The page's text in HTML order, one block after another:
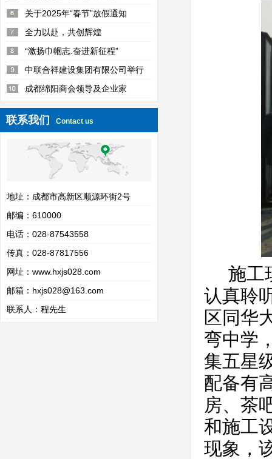
关于2025年“春节”放假通知
全力以赴，共创辉煌
“激扬巾帼志.奋进新征程”
中联合祥建设集团有限公司举行
新春团拜会
成都绵阳商会领导及企业家
联系我们 Contact us
地址：成都市高新区顺源环街2号
邮编：610000
电话：028-87543558
传真：028-87817556
网址： www.hxjs028.com
邮箱：hxjs028@163.com
联系人：程先生
施工
认真聆
区同华
弯中学
集五星
配备有
房、茶
和施工
现象，